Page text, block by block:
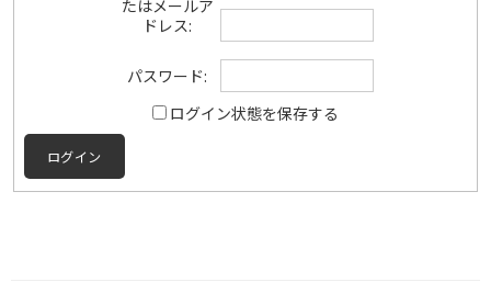
たはメールア
ドレス:
パスワード:
ログイン状態を保存する
ログイン